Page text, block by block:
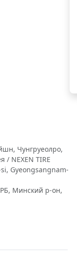
Чунгруеолро,
/ NEXEN TIRE
Gyeongsangnam-
Минский р-он,